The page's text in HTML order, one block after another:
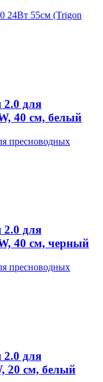
2.0 для
40 см, белый
2.0 для
40 см, черный
2.0 для
20 см, белый